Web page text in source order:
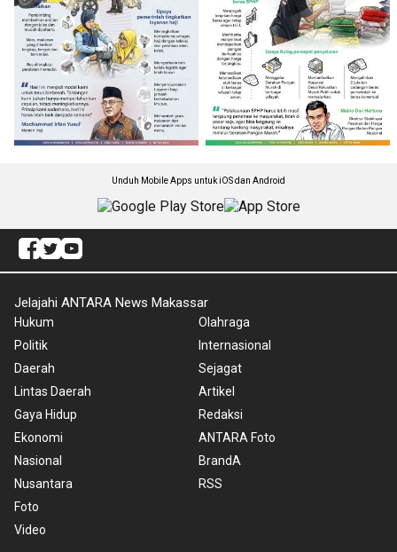
Unduh Mobile Apps untuk iOS dan Android
Jelajahi ANTARA News Makassar
Hukum
Politik
Daerah
Lintas Daerah
Gaya Hidup
Ekonomi
Nasional
Nusantara
Foto
Video
Olahraga
Internasional
Sejagat
Artikel
Redaksi
ANTARA Foto
BrandA
RSS